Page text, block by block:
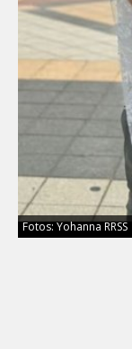
Fotos: Yohanna RRSS